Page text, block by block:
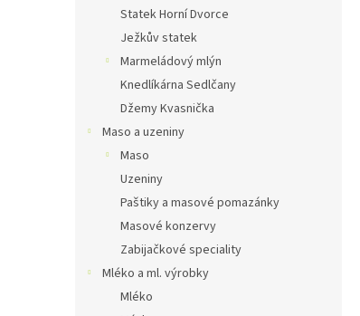
Statek Horní Dvorce
Ježkův statek
Marmeládový mlýn
Knedlíkárna Sedlčany
Džemy Kvasnička
Maso a uzeniny
Maso
Uzeniny
Paštiky a masové pomazánky
Masové konzervy
Zabijačkové speciality
Mléko a ml. výrobky
Mléko